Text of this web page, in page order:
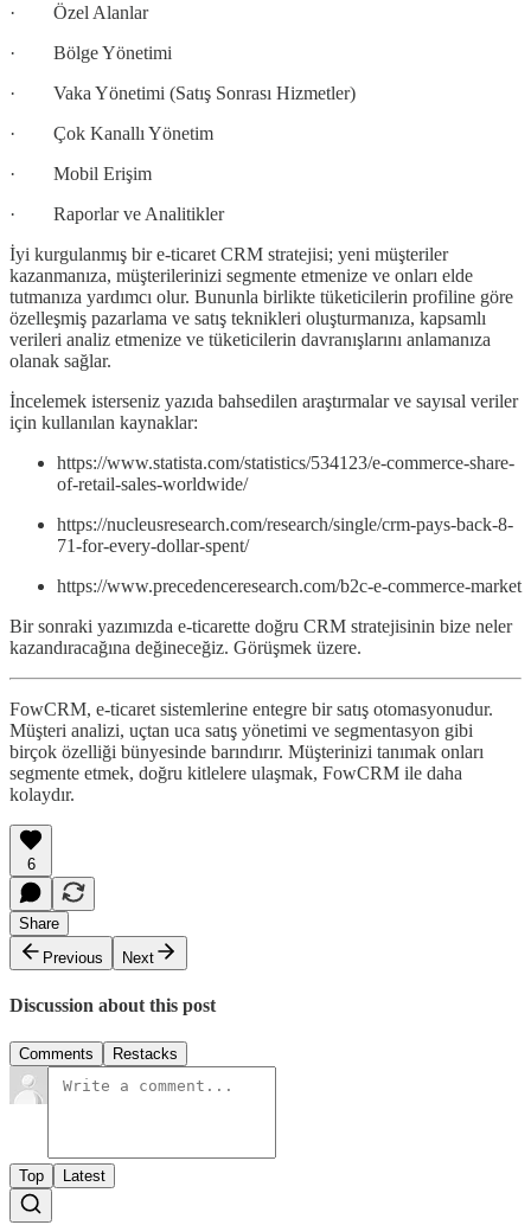
· Özel Alanlar
· Bölge Yönetimi
· Vaka Yönetimi (Satış Sonrası Hizmetler)
· Çok Kanallı Yönetim
· Mobil Erişim
· Raporlar ve Analitikler
İyi kurgulanmış bir e-ticaret CRM stratejisi; yeni müşteriler
kazanmanıza, müşterilerinizi segmente etmenize ve onları elde
tutmanıza yardımcı olur. Bununla birlikte tüketicilerin profiline göre
özelleşmiş pazarlama ve satış teknikleri oluşturmanıza, kapsamlı
verileri analiz etmenize ve tüketicilerin davranışlarını anlamanıza
olanak sağlar.
İncelemek isterseniz yazıda bahsedilen araştırmalar ve sayısal veriler
için kullanılan kaynaklar:
https://www.statista.com/statistics/534123/e-commerce-share-
of-retail-sales-worldwide/
https://nucleusresearch.com/research/single/crm-pays-back-8-
71-for-every-dollar-spent/
https://www.precedenceresearch.com/b2c-e-commerce-market
Bir sonraki yazımızda e-ticarette doğru CRM stratejisinin bize neler
kazandıracağına değineceğiz. Görüşmek üzere.
FowCRM, e-ticaret sistemlerine entegre bir satış otomasyonudur.
Müşteri analizi, uçtan uca satış yönetimi ve segmentasyon gibi
birçok özelliği bünyesinde barındırır. Müşterinizi tanımak onları
segmente etmek, doğru kitlelere ulaşmak, FowCRM ile daha
kolaydır.
6
Share
Previous
Next
Discussion about this post
Comments Restacks
Top Latest